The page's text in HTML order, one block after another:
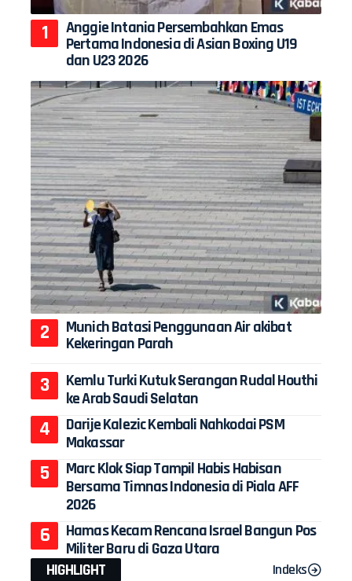
Anggie Intania Persembahkan Emas
Pertama Indonesia di Asian Boxing U19
dan U23 2026
Munich Batasi Penggunaan Air akibat
Kekeringan Parah
Kemlu Turki Kutuk Serangan Rudal Houthi
ke Arab Saudi Selatan
Darije Kalezic Kembali Nahkodai PSM
Makassar
Marc Klok Siap Tampil Habis Habisan
Bersama Timnas Indonesia di Piala AFF
2026
Hamas Kecam Rencana Israel Bangun Pos
Militer Baru di Gaza Utara
HIGHLIGHT
Indeks